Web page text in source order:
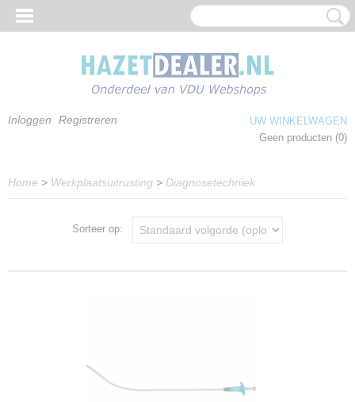
Inloggen Registreren
UW WINKELWAGEN
Geen producten (0)
Home > Werkplaatsuitrusting > Diagnosetechniek
Sorteer op: